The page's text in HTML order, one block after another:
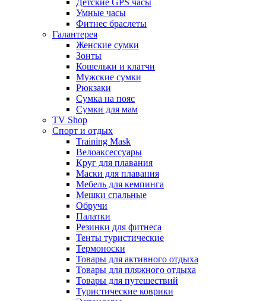
Детские GPS часы
Умные часы
Фитнес браслеты
Галантерея
Женские сумки
Зонты
Кошельки и клатчи
Мужские сумки
Рюкзаки
Сумка на пояс
Сумки для мам
TV Shop
Спорт и отдых
Training Mask
Велоаксессуары
Круг для плавания
Маски для плавания
Мебель для кемпинга
Мешки спальные
Обручи
Палатки
Резинки для фитнеса
Тенты туристические
Термоноски
Товары для активного отдыха
Товары для пляжного отдыха
Товары для путешествий
Туристические коврики